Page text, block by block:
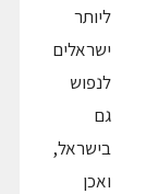
ליותר
ישראלים
לנפוש
גם
בישראל,
ואכן